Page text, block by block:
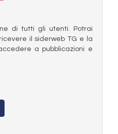
di tutti gli utenti. Potrai
il siderweb TG e la
a pubblicazioni e